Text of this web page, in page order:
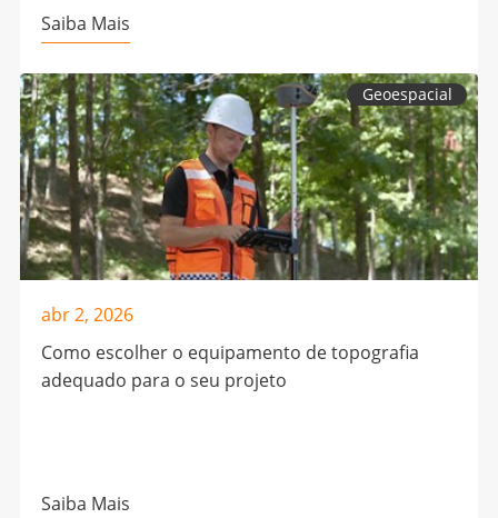
Saiba Mais
Geoespacial
abr 2, 2026
Como escolher o equipamento de topografia
adequado para o seu projeto
Saiba Mais